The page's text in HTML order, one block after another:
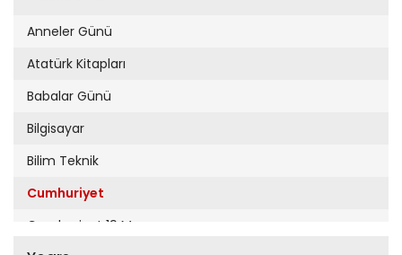
Anneler Günü
Atatürk Kitapları
Babalar Günü
Bilgisayar
Bilim Teknik
Cumhuriyet
Cumhuriyet 19 Mayıs